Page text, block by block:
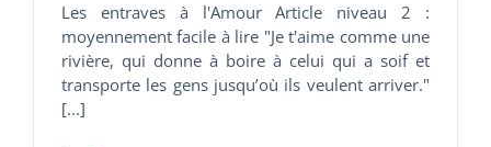
Les entraves à l'Amour Article niveau 2 :
moyennement facile à lire "Je t'aime comme une
rivière, qui donne à boire à celui qui a soif et
transporte les gens jusqu’où ils veulent arriver."
[...]